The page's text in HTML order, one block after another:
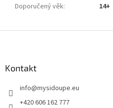
Doporučený věk: 14+
Kontakt
info@mysidoupe.eu
+420 606 162 777